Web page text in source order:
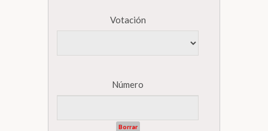
Votación
Número
Borrar